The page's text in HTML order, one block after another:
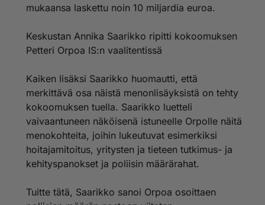
mukaansa laskettu noin 10 miljardia euroa.
Keskustan Annika Saarikko ripitti kokoomuksen
Petteri Orpoa IS:n vaalitentissä
Kaiken lisäksi Saarikko huomautti, että
merkittävä osa näistä menonlisäyksistä on tehty
kokoomuksen tuella. Saarikko luetteli
vaivaantuneen näköisenä istuneelle Orpolle näitä
menokohteita, joihin lukeutuvat esimerkiksi
hoitajamitoitus, yritysten ja tieteen tutkimus- ja
kehityspanokset ja poliisin määrärahat.
Tuitte tätä, Saarikko sanoi Orpoa osoittaen